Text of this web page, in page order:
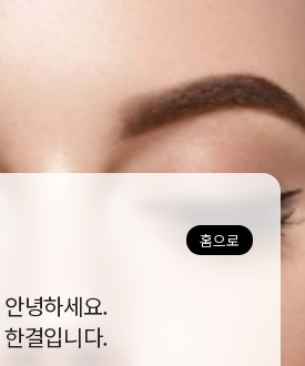
홈으로
안녕하세요.
한결입니다.